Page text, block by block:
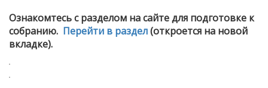
Ознакомтесь с разделом на сайте для подготовке к
собранию. Перейти в раздел(откроется на новой
вкладке).